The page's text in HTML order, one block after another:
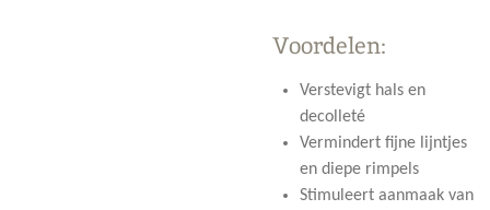
Voordelen:
Verstevigt hals en
decolleté
Vermindert fijne lijntjes
en diepe rimpels
Stimuleert aanmaak van